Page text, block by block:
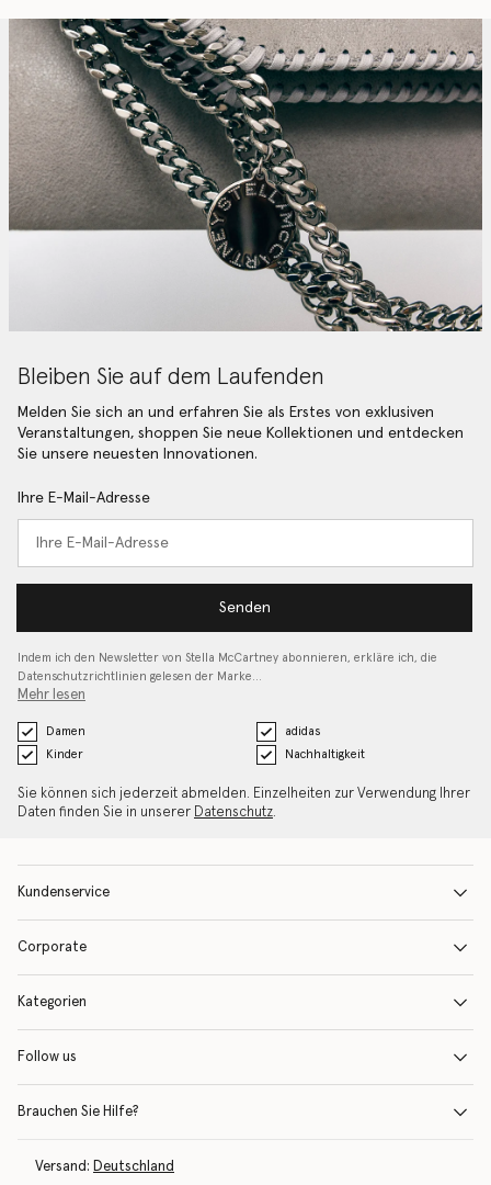
Bleiben Sie auf dem Laufenden
Melden Sie sich an und erfahren Sie als Erstes von exklusiven
Veranstaltungen, shoppen Sie neue Kollektionen und entdecken
Sie unsere neuesten Innovationen.
Ihre E-Mail-Adresse
Senden
Indem ich den Newsletter von Stella McCartney abonnieren, erkläre ich, die
Datenschutzrichtlinien gelesen der Marke…
Mehr lesen
Damen
adidas
Kinder
Nachhaltigkeit
Sie können sich jederzeit abmelden. Einzelheiten zur Verwendung Ihrer
Daten finden Sie in unserer Datenschutz.
Kundenservice
Corporate
Kategorien
Follow us
Brauchen Sie Hilfe?
Versand: Deutschland